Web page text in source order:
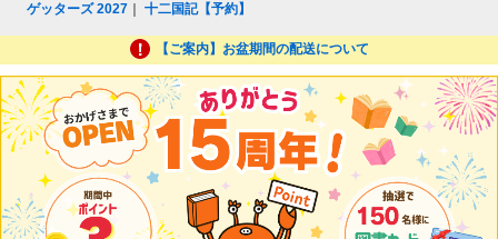
ゲッターズ 2027 ｜十二国記【予約】
【ご案内】お盆期間の配送について